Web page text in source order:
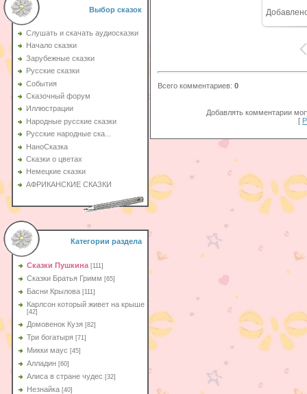
Выбор сказок
Слушать и скачать аудиосказки
Начало сказки
Зарубежные сказки
Русские сказки
События
Сказочный форум
Иллюстрации
Народные русские сказки
Русские народные ска...
НаноСказка
Сказки о цветах
Немецкие сказки
АФРИКАНСКИЕ СКАЗКИ
Категории раздела
Сказки Пушкина [111]
Сказки Братья Гримм [65]
Басни Крылова [111]
Карлсон который живет на крыше
[42]
Домовенок Кузя [82]
Три богатыря [71]
Микки маус [45]
Алладин [60]
Aлиса в стране чудес [32]
Незнайка [40]
Всего комментариев: 0
Добавлять комментарии
[